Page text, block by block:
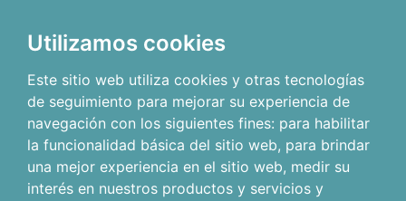
Utilizamos cookies
Este sitio web utiliza cookies y otras tecnologías
de seguimiento para mejorar su experiencia de
navegación con los siguientes fines: para habilitar
la funcionalidad básica del sitio web, para brindar
una mejor experiencia en el sitio web, medir su
interés en nuestros productos y servicios y